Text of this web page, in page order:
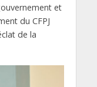
et
du CFPJ
de la